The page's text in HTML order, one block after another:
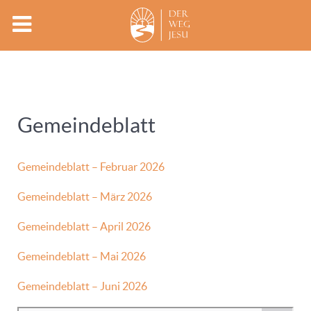
Gemeindeblatt
Gemeindeblatt – Februar 2026
Gemeindeblatt – März 2026
Gemeindeblatt – April 2026
Gemeindeblatt – Mai 2026
Gemeindeblatt – Juni 2026